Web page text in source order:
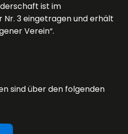
ist im
3 eingetragen und erhält
Verein“.
sind über den folgenden